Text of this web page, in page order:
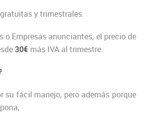
y trimestrales.
o Empresas anunciantes, el precio de
30€ más IVA al trimestre.
su fácil manejo, pero además porque